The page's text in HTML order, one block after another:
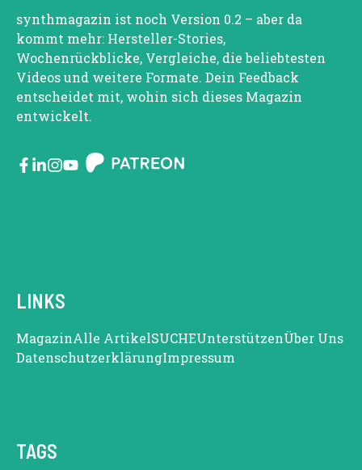
synthmagazin ist noch Version 0.2 – aber da
kommt mehr: Hersteller-Stories,
Wochenrückblicke, Vergleiche, die beliebtesten
Videos und weitere Formate. Dein Feedback
entscheidet mit, wohin sich dieses Magazin
entwickelt.
LINKS
MagazinAlle ArtikelSUCHEUnterstützenÜber Uns
DatenschutzerklärungImpressum
TAGS